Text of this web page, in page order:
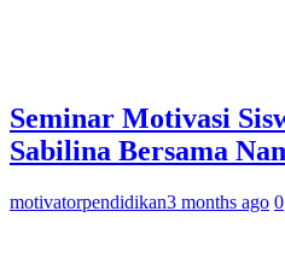
Seminar Motivasi
Sabilina Bersama
motivatorpendidikan3 months ago 0